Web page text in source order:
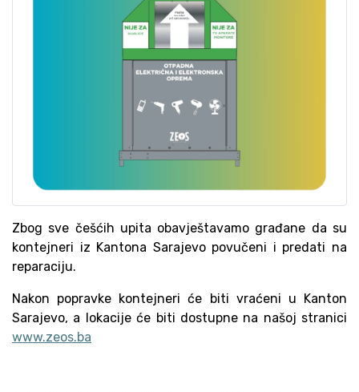
Zbog sve češćih upita obavještavamo građane da su
kontejneri iz Kantona Sarajevo povučeni i predati na
reparaciju.
Nakon popravke kontejneri će biti vraćeni u Kanton
Sarajevo, a lokacije će biti dostupne na našoj stranici
www.zeos.ba